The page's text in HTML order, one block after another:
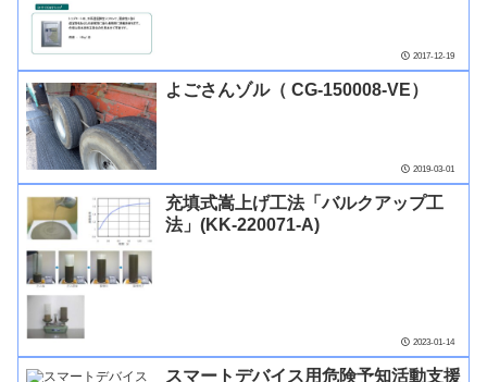
2017-12-19
よごさんゾル（ CG-150008-VE）
2019-03-01
充填式嵩上げ工法「バルクアップ工
法」(KK-220071-A)
2023-01-14
スマートデバイス用危険予知活動支援